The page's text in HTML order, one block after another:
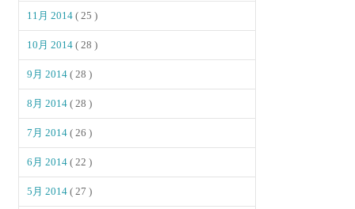
11月 2014( 25 )
10月 2014( 28 )
9月 2014( 28 )
8月 2014( 28 )
7月 2014( 26 )
6月 2014( 22 )
5月 2014( 27 )